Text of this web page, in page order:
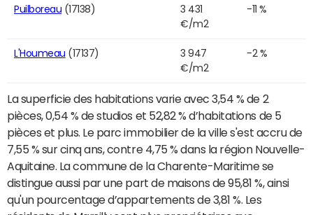
Puilboreau (17138)
3 431
€/m2
-11 %
L'Houmeau (17137)
3 947
€/m2
-2 %
La superficie des habitations varie avec 3,54 % de 2
pièces, 0,54 % de studios et 52,82 % d’habitations de 5
pièces et plus. Le parc immobilier de la ville s'est accru de
7,55 % sur cinq ans, contre 4,75 % dans la région Nouvelle-
Aquitaine. La commune de la Charente-Maritime se
distingue aussi par une part de maisons de 95,81 %, ainsi
qu'un pourcentage d’appartements de 3,81 %. Les